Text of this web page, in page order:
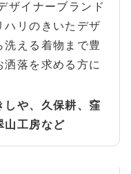
ザイナーブランド
ハリのきいたデザ
洗える着物まで豊
落を求める方に
しや、久保耕、窪
山工房など